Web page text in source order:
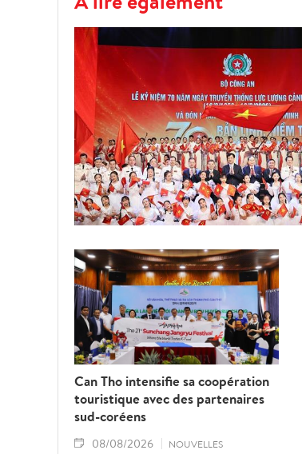
Can Tho intensifie sa coopération
touristique avec des partenaires
sud-coréens
08/08/2026 NOUVELLES